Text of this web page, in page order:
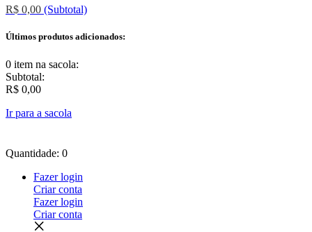
R$ 0,00 (Subtotal)
Últimos produtos adicionados:
0 item na sacola:
Subtotal:
R$ 0,00
Ir para a sacola
Quantidade: 0
Fazer login
Criar conta
Fazer login
Criar conta